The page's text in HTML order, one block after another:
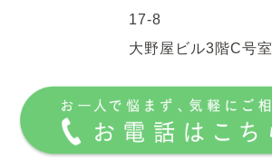
17-8
大野屋ビル3階C号室